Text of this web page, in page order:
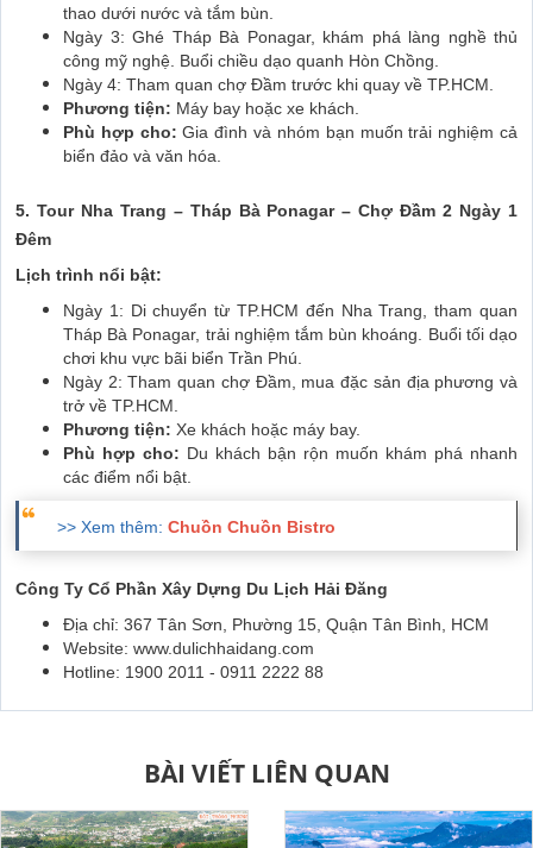
thao dưới nước và tắm bùn.
Ngày 3: Ghé Tháp Bà Ponagar, khám phá làng nghề thủ
công mỹ nghệ. Buổi chiều dạo quanh Hòn Chồng.
Ngày 4: Tham quan chợ Đầm trước khi quay về TP.HCM.
Phương tiện: Máy bay hoặc xe khách.
Phù hợp cho: Gia đình và nhóm bạn muốn trải nghiệm cả
biển đảo và văn hóa.
5. Tour Nha Trang – Tháp Bà Ponagar – Chợ Đầm 2 Ngày 1
Đêm
Lịch trình nổi bật:
Ngày 1: Di chuyển từ TP.HCM đến Nha Trang, tham quan
Tháp Bà Ponagar, trải nghiệm tắm bùn khoáng. Buổi tối dạo
chơi khu vực bãi biển Trần Phú.
Ngày 2: Tham quan chợ Đầm, mua đặc sản địa phương và
trở về TP.HCM.
Phương tiện: Xe khách hoặc máy bay.
Phù hợp cho: Du khách bận rộn muốn khám phá nhanh
các điểm nổi bật.
>> Xem thêm: Chuồn Chuồn Bistro
Công Ty Cổ Phần Xây Dựng Du Lịch Hải Đăng
Địa chỉ: 367 Tân Sơn, Phường 15, Quận Tân Bình, HCM
Website: www.dulichhaidang.com
Hotline: 1900 2011 - 0911 2222 88
BÀI VIẾT LIÊN QUAN